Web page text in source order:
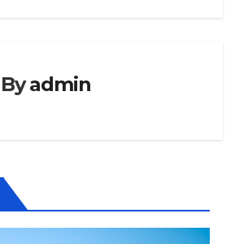
Byadmin